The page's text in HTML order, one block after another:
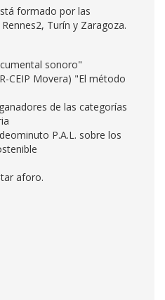
formado por las
Turín y Zaragoza.
sonoro"
CEIP Movera) "El método
de las categorías
P.A.L. sobre los
aforo.